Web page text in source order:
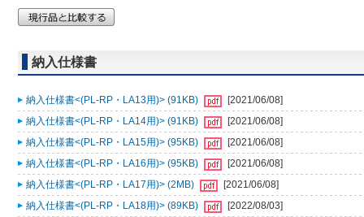
納入仕様書
納入仕様書<(PL-RP・LA13用)> (91KB)
[2021/06/08]
納入仕様書<(PL-RP・LA14用)> (91KB)
[2021/06/08]
納入仕様書<(PL-RP・LA15用)> (95KB)
[2021/06/08]
納入仕様書<(PL-RP・LA16用)> (95KB)
[2021/06/08]
納入仕様書<(PL-RP・LA17用)> (2MB)
[2021/06/08]
納入仕様書<(PL-RP・LA18用)> (89KB)
[2022/08/03]